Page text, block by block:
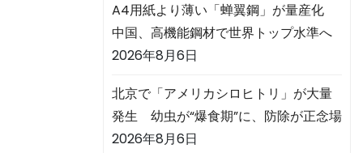
A4用紙より薄い「蝉翼鋼」が量産化
中国、高機能鋼材で世界トップ水準へ
2026年8月6日
北京で「アメリカシロヒトリ」が大量
発生 幼虫が“爆食期”に、防除が正念場
2026年8月6日